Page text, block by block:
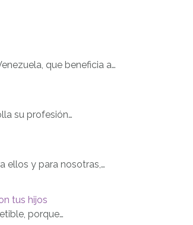
que beneficia a…
su profesión…
ellos y para nosotras,…
tus hijos
porque…